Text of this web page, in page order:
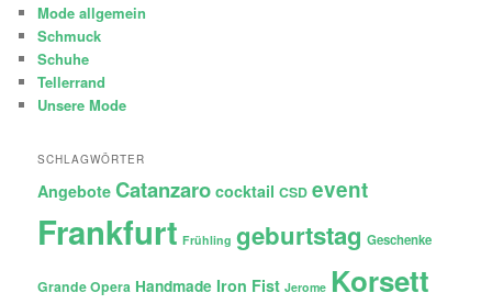
Mode allgemein
Schmuck
Schuhe
Tellerrand
Unsere Mode
SCHLAGWÖRTER
Angebote Catanzaro cocktail CSD event
Frankfurt Frühling geburtstag Geschenke
Grande Opera Handmade Iron Fist Jerome Korsett